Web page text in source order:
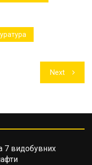
Next
7 видобувних